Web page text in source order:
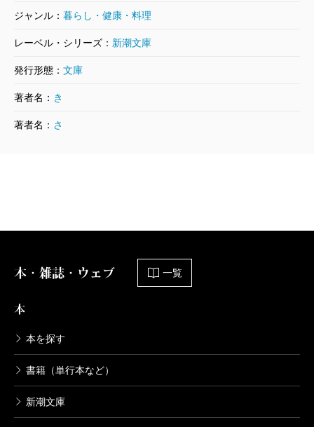
ジャンル： 暮らし・健康・料理
レーベル・シリーズ： 新潮文庫
発行形態： 文庫
著者名： き
著者名： さ
本・雑誌・ウェブ 一覧
本
本を探す
書籍（単行本など）
新潮文庫